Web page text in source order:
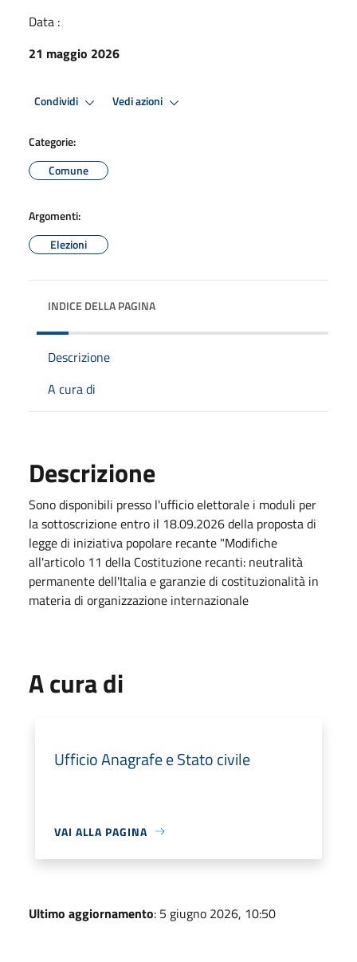
Data :
21 maggio 2026
Condividi Vedi azioni
Categorie:
Comune
Argomenti:
Elezioni
INDICE DELLA PAGINA
Descrizione
A cura di
Descrizione
Sono disponibili presso l'ufficio elettorale i moduli per
la sottoscrizione entro il 18.09.2026 della proposta di
legge di iniziativa popolare recante "Modifiche
all'articolo 11 della Costituzione recanti: neutralità
permanente dell'Italia e garanzie di costituzionalità in
materia di organizzazione internazionale
A cura di
Ufficio Anagrafe e Stato civile
VAI ALLA PAGINA
Ultimo aggiornamento: 5 giugno 2026, 10:50